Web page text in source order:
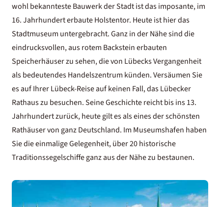
wohl bekannteste Bauwerk der Stadt ist das imposante, im
16. Jahrhundert erbaute Holstentor. Heute ist hier das
Stadtmuseum untergebracht. Ganz in der Nähe sind die
eindrucksvollen, aus rotem Backstein erbauten
Speicherhäuser zu sehen, die von Lübecks Vergangenheit
als bedeutendes Handelszentrum künden. Versäumen Sie
es auf Ihrer Lübeck-Reise auf keinen Fall, das Lübecker
Rathaus zu besuchen. Seine Geschichte reicht bis ins 13.
Jahrhundert zurück, heute gilt es als eines der schönsten
Rathäuser von ganz Deutschland. Im Museumshafen haben
Sie die einmalige Gelegenheit, über 20 historische
Traditionssegelschiffe ganz aus der Nähe zu bestaunen.